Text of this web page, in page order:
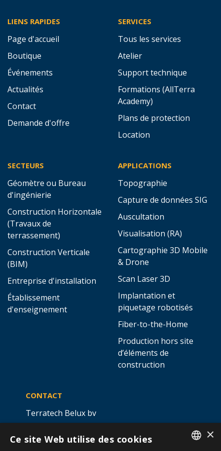
LIENS RAPIDES
Page d'accueil
Boutique
Événements
Actualités
Contact
Demande d'offre
SERVICES
Tous les services
Atelier
Support technique
Formations (AllTerra
Academy)
Plans de protection
Location
SECTEURS
Géomètre ou Bureau
d'ingénierie
Construction Horizontale
(Travaux de
terrassement)
Construction Verticale
(BIM)
Entreprise d'installation
Établissement
d'enseignement
APPLICATIONS
Topographie
Capture de données SIG
Auscultation
Visualisation (RA)
Cartographie 3D Mobile
& Drone
Scan Laser 3D
Implantation et
piquetage robotisés
Fiber-to-the-Home
Production hors site
d’éléments de
construction
CONTACT
Terratech Belux bv
boîte 5,9000 GAND ×
Ce site Web utilise des cookies